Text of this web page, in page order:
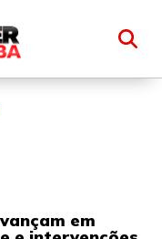
em